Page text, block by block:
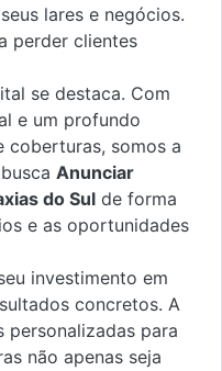
lares e negócios.
perder clientes
se destaca. Com
e um profundo
coberturas, somos a
Anunciar
do Sul de forma
e as oportunidades
investimento em
concretos. A
personalizadas para
não apenas seja